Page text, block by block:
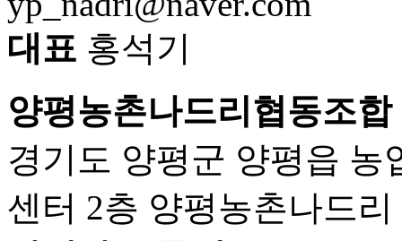
대표 홍석기
양평농촌나드리협동조합
경기도 양평군 양평읍 농
센터 2층 양평농촌나드리